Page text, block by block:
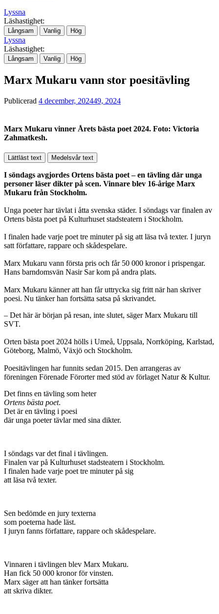
Lyssna
Läshastighet:
Långsam Vanlig Hög
Lyssna
Läshastighet:
Långsam Vanlig Hög
Marx Mukaru vann stor poesitävling
Publicerad 4 december, 202449, 2024
Marx Mukaru vinner Årets bästa poet 2024. Foto: Victoria
Zahmatkesh.
Lättläst text Medelsvår text
I söndags avgjordes Ortens bästa poet – en tävling där unga
personer läser dikter på scen. Vinnare blev 16-årige Marx
Mukaru från Stockholm.
Unga poeter har tävlat i åtta svenska städer. I söndags var finalen av
Ortens bästa poet på Kulturhuset stadsteatern i Stockholm.
I finalen hade varje poet tre minuter på sig att läsa två texter. I juryn
satt författare, rappare och skådespelare.
Marx Mukaru vann första pris och får 50 000 kronor i prispengar.
Hans barndomsvän Nasir Sar kom på andra plats.
Marx Mukaru känner att han får uttrycka sig fritt när han skriver
poesi. Nu tänker han fortsätta satsa på skrivandet.
– Det här är början på resan, inte slutet, säger Marx Mukaru till
SVT.
Orten bästa poet 2024 hölls i Umeå, Uppsala, Norrköping, Karlstad,
Göteborg, Malmö, Växjö och Stockholm.
Poesitävlingen har funnits sedan 2015. Den arrangeras av
föreningen Förenade Förorter med stöd av förlaget Natur & Kultur.
Det finns en tävling som heter
Ortens bästa poet.
Det är en tävling i poesi
där unga poeter tävlar med sina dikter.
I söndags var det final i tävlingen.
Finalen var på Kulturhuset stadsteatern i Stockholm.
I finalen hade varje poet tre minuter på sig
att läsa två texter.
Sen bedömde en jury texterna
som poeterna hade läst.
I juryn fanns författare, rappare och skådespelare.
Vinnaren i tävlingen blev Marx Mukaru.
Han fick 50 000 kronor för vinsten.
Marx säger att han tänker fortsätta
att skriva dikter.